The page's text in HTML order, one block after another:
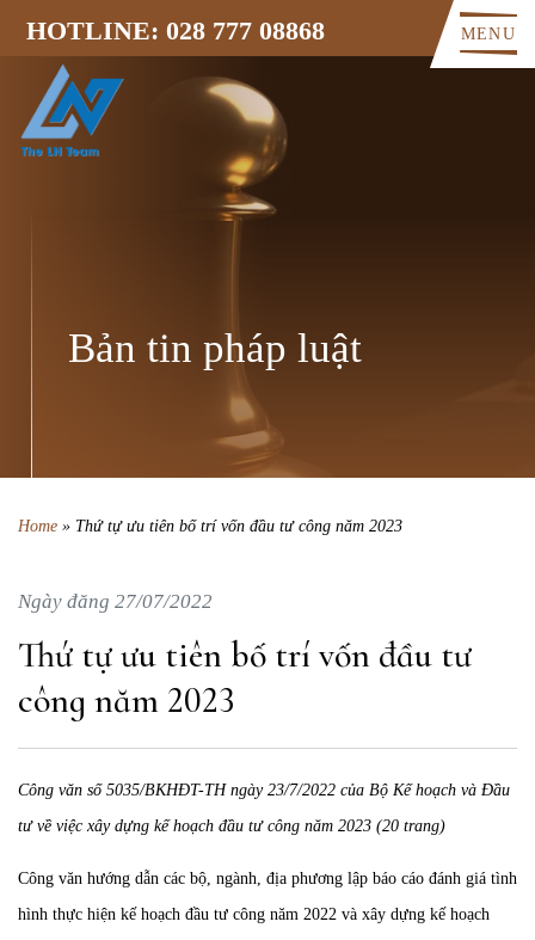
HOTLINE: 028 777 08868 MENU
Bản tin pháp luật
Home » Thứ tự ưu tiên bố trí vốn đầu tư công năm 2023
Ngày đăng 27/07/2022
Thứ tự ưu tiên bố trí vốn đầu tư
công năm 2023
Công văn số 5035/BKHĐT-TH ngày 23/7/2022 của Bộ Kế hoạch và Đầu
tư về việc xây dựng kế hoạch đầu tư công năm 2023 (20 trang)
Công văn hướng dẫn các bộ, ngành, địa phương lập báo cáo đánh giá tình
hình thực hiện kế hoạch đầu tư công năm 2022 và xây dựng kế hoạch